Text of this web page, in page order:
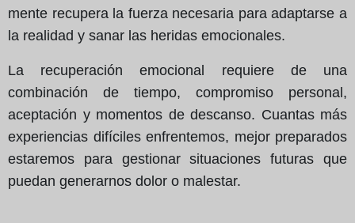
mente recupera la fuerza necesaria para adaptarse a
la realidad y sanar las heridas emocionales.
La recuperación emocional requiere de una
combinación de tiempo, compromiso personal,
aceptación y momentos de descanso. Cuantas más
experiencias difíciles enfrentemos, mejor preparados
estaremos para gestionar situaciones futuras que
puedan generarnos dolor o malestar.